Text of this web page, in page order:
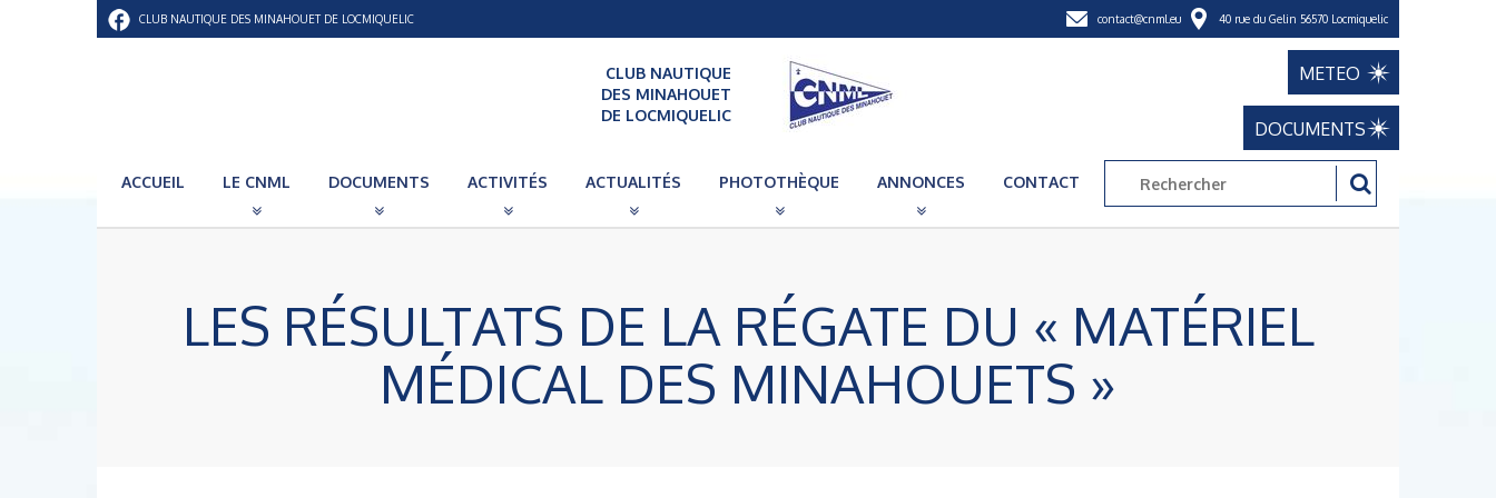
CLUB NAUTIQUE DES MINAHOUET DE LOCMIQUELIC 40 rue du Gelin 56570 Locmiquelic
contact@cnml.eu
CLUB NAUTIQUE
DES MINAHOUET
DE LOCMIQUELIC
METEO
DOCUMENTS
ACCUEIL LE CNML DOCUMENTS ACTIVITÉS ACTUALITÉS PHOTOTHÈQUE ANNONCES CONTACT
LES RÉSULTATS DE LA RÉGATE DU « MATÉRIEL
MÉDICAL DES MINAHOUETS »